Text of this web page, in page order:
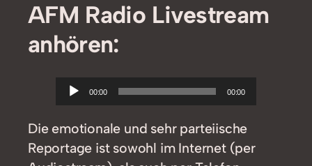
AFM Radio Livestream
anhören:
Audio-
Player
00:00 00:00
Die emotionale und sehr parteiische
Reportage ist sowohl im Internet (per